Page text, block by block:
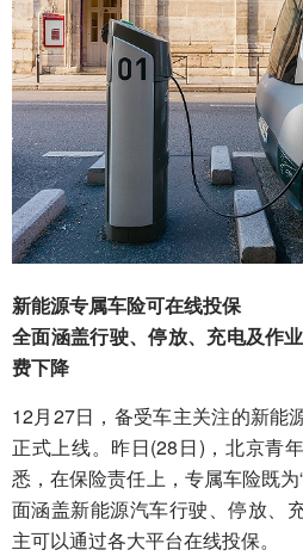
新能源专属车险可在线投保
全面涵盖行驶、停放、充电及作
费下降
12月27日，备受车主关注的新能
正式上线。昨日(28日)，北京青
悉，在保险责任上，专属车险既
面涵盖新能源汽车行驶、停放、
主可以通过各大平台在线投保。